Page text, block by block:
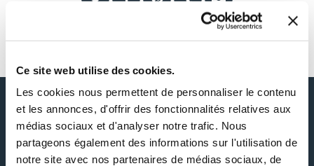
Ce site web utilise des cookies.
Les cookies nous permettent de personnaliser le contenu
et les annonces, d'offrir des fonctionnalités relatives aux
médias sociaux et d'analyser notre trafic. Nous
partageons également des informations sur l'utilisation de
notre site avec nos partenaires de médias sociaux, de
FOURNET (ED.)